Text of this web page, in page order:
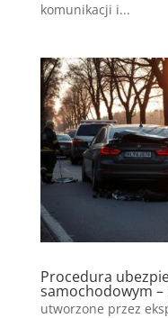
komunikacji i...
Procedura
samochodowym –
utworzone przez